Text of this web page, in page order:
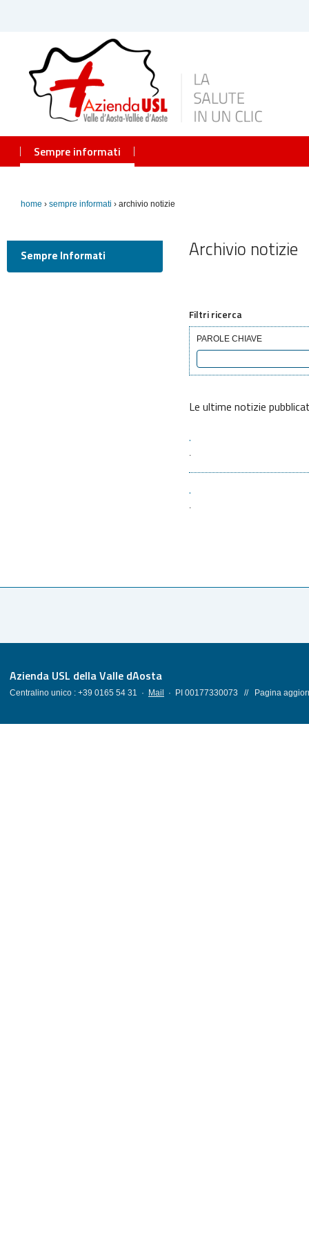
Sempre informati
home › sempre informati › archivio notizie
Archivio notizie
Filtri ricerca
PAROLE CHIAVE
Le ultime notizie
.
.
.
Sempre Informati
Azienda USL della Valle dAosta
Centralino unico : +39 0165 54 31 · Mail · PI 00177330073 // Pagina